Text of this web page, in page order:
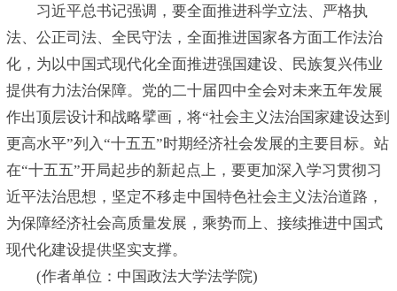
习近平总书记强调，要全面推进科学立法、严格执
法、公正司法、全民守法，全面推进国家各方面工作法治
化，为以中国式现代化全面推进强国建设、民族复兴伟业
提供有力法治保障。党的二十届四中全会对未来五年发展
作出顶层设计和战略擘画，将“社会主义法治国家建设达到
更高水平”列入“十五五”时期经济社会发展的主要目标。站
在“十五五”开局起步的新起点上，要更加深入学习贯彻习
近平法治思想，坚定不移走中国特色社会主义法治道路，
为保障经济社会高质量发展，乘势而上、接续推进中国式
现代化建设提供坚实支撑。
(作者单位：中国政法大学法学院)